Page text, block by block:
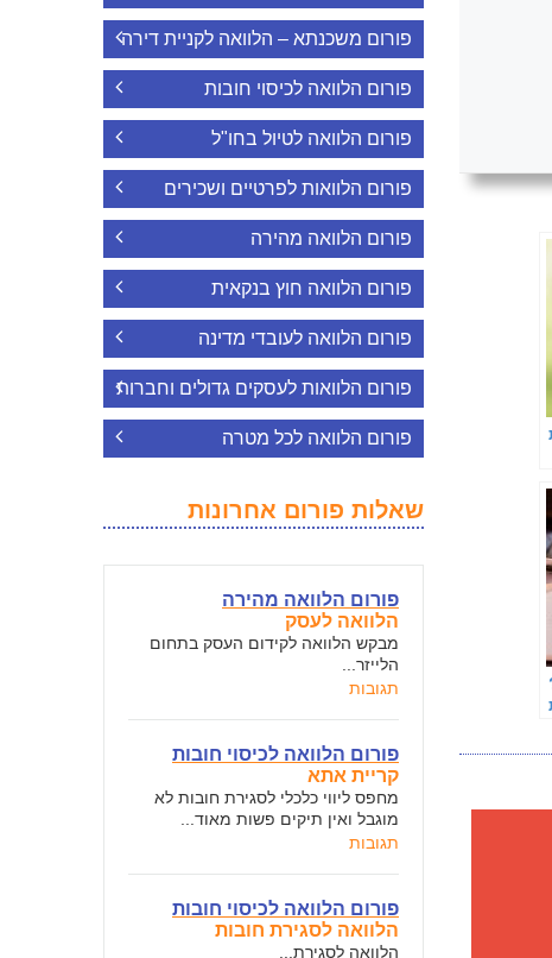
פורום משכנתא – הלוואה לקניית דירה
פורום הלוואה לכיסוי חובות
פורום הלוואה לטיול בחו"ל
פורום הלוואות לפרטיים ושכירים
פורום הלוואה מהירה
פורום הלוואה חוץ בנקאית
פורום הלוואה לעובדי מדינה
פורום הלוואות לעסקים גדולים וחברות
פורום הלוואה לכל מטרה
שאלות פורום אחרונות
פורום הלוואה מהירה
הלוואה לעסק
מבקש הלוואה לקידום העסק בתחום
הלייזר...
תגובות
פורום הלוואה לכיסוי חובות
קריית אתא
מחפס ליווי כלכלי לסגירת חובות לא
מוגבל ואין תיקים פשות מאוד...
תגובות
פורום הלוואה לכיסוי חובות
הלוואה לסגירת חובות
הלוואה לסגירת...